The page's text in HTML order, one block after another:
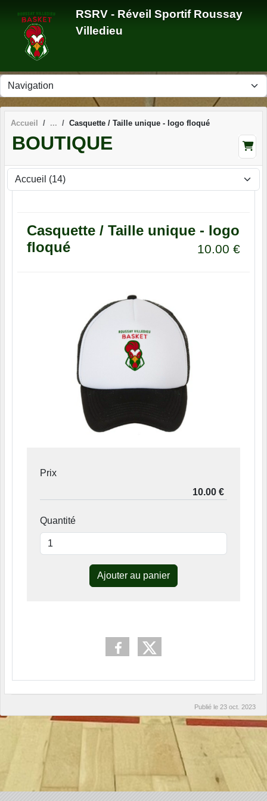
RSRV - Réveil Sportif Roussay
Villedieu
Accueil Casquette / Taille unique - logo floqué
BOUTIQUE
Casquette / Taille unique - logo
floqué
10.00 €
Prix
Quantité
Ajouter au panier
Publié le 23 oct. 2023